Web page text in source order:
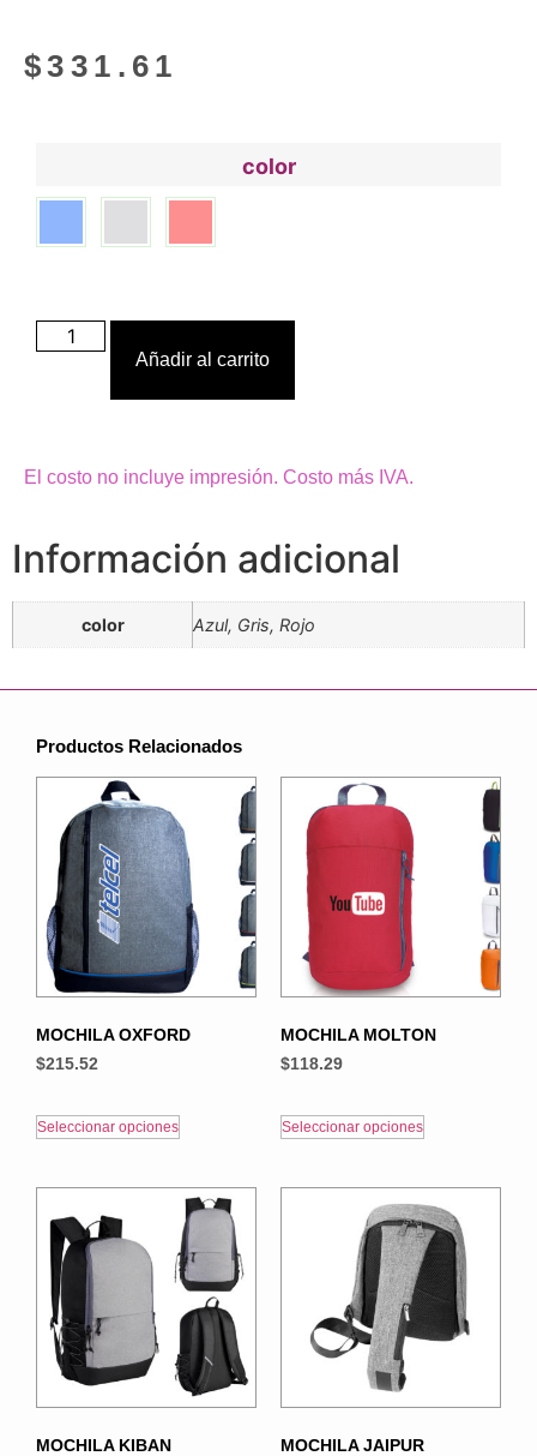
$331.61
color
Añadir al carrito
El costo no incluye impresión. Costo más IVA.
Información adicional
color Azul, Gris, Rojo
Productos Relacionados
MOCHILA OXFORD
$215.52
Seleccionar opciones
MOCHILA MOLTON
$118.29
Seleccionar opciones
MOCHILA KIBAN MOCHILA JAIPUR